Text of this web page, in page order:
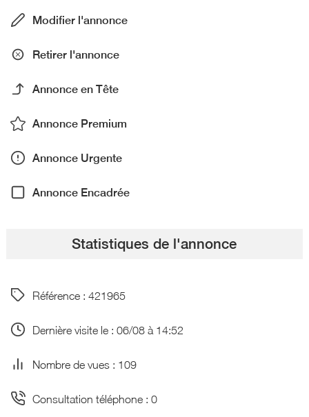
Modifier l'annonce
Retirer l'annonce
Annonce en Tête
Annonce Premium
Annonce Urgente
Annonce Encadrée
Statistiques de l'annonce
Référence : 421965
Dernière visite le : 06/08 à 14:52
Nombre de vues : 109
Consultation téléphone : 0